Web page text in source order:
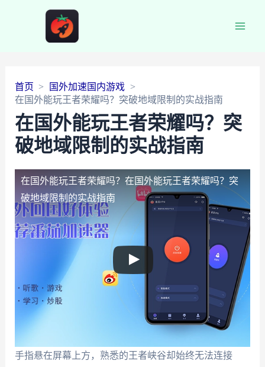
首页
国外加速国内游戏
在国外能玩王者荣耀吗？突破地域限制的实战指南
在国外能玩王者荣耀吗？突
破地域限制的实战指南
在国外能玩王者荣耀吗？ 在国外能玩王者荣耀吗？突
破地域限制的实战指南
手指悬在屏幕上方，熟悉的王者峡谷却始终无法连接